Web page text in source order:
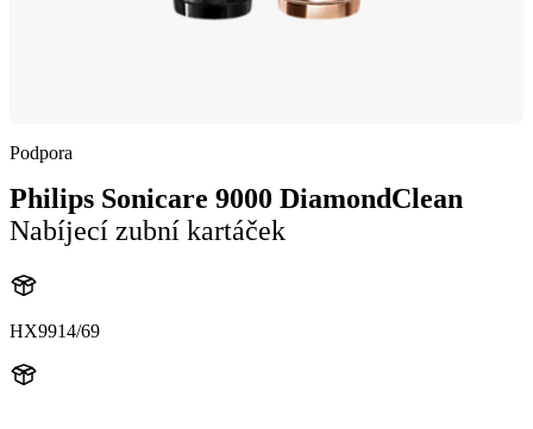
Podpora
Philips Sonicare 9000 DiamondClean
Nabíjecí zubní kartáček
HX9914/69